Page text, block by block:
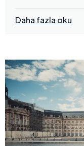
Daha fazla oku